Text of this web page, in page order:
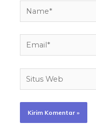
Name*
Email*
Situs
Web